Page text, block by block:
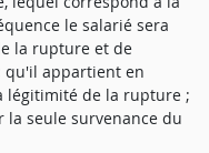
le salarié sera
la rupture et de
qu'il appartient en
légitimité de la rupture ;
seule survenance du